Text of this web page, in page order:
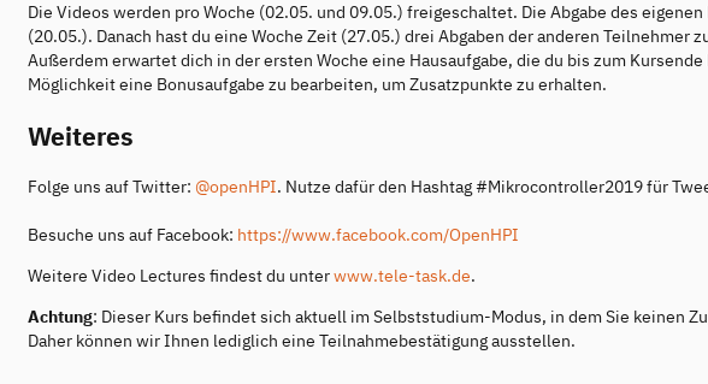
Die Videos werden pro Woche (02.05. und 09.05.) freigeschaltet. Die Abgabe des
(20.05.). Danach hast du eine Woche Zeit (27.05.) drei Abgaben der anderen Teilnehmer
Außerdem erwartet dich in der ersten Woche eine Hausaufgabe, die du bis zum
Möglichkeit eine Bonusaufgabe zu bearbeiten, um Zusatzpunkte zu erhalten.
Weiteres
Folge uns auf Twitter: @openHPI. Nutze dafür den Hashtag #Mikrocontroller2019 für
Besuche uns auf Facebook: https://www.facebook.com/OpenHPI
Weitere Video Lectures findest du unterwww.tele-task.de.
Achtung: Dieser Kurs befindet sich aktuell im Selbststudium-Modus, in dem Sie keinen
Daher können wir Ihnen lediglich eine Teilnahmebestätigung ausstellen.